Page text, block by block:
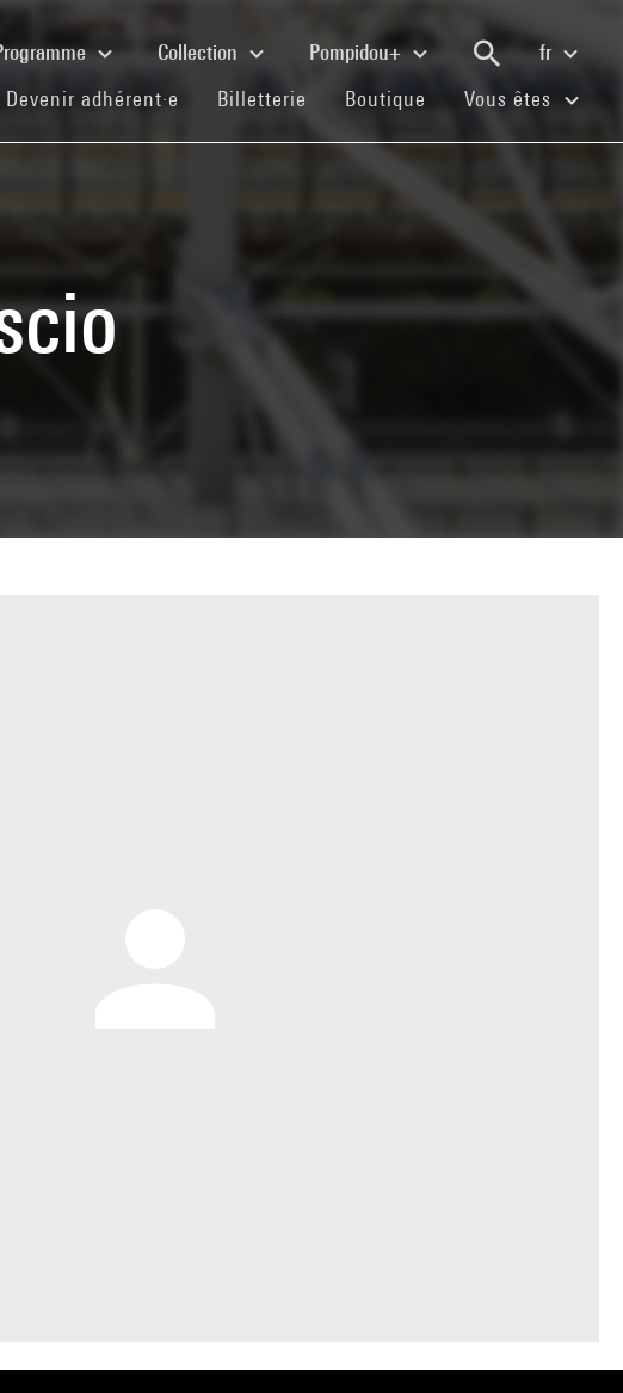
Collection Pompidou+
fr
Devenir adhérent·e (current)
Billetterie (current)
Boutique (current)
Vous êtes